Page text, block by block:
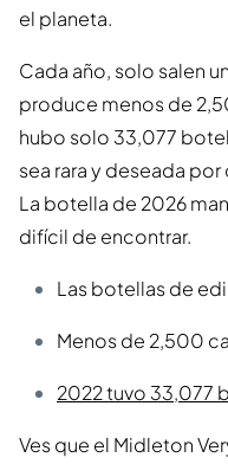
el planeta.
Cada año, solo salen
produce menos de
hubo solo 33,077
sea rara y deseada
La botella de 2026
difícil de encontrar.
Las botellas de
Menos de 2,500
2022 tuvo 33,077
Ves que el Midleton